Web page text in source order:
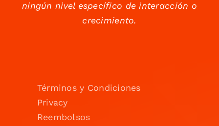
ningún nivel específico de interacción o
crecimiento.
Términos y Condiciones
Privacy
Reembolsos